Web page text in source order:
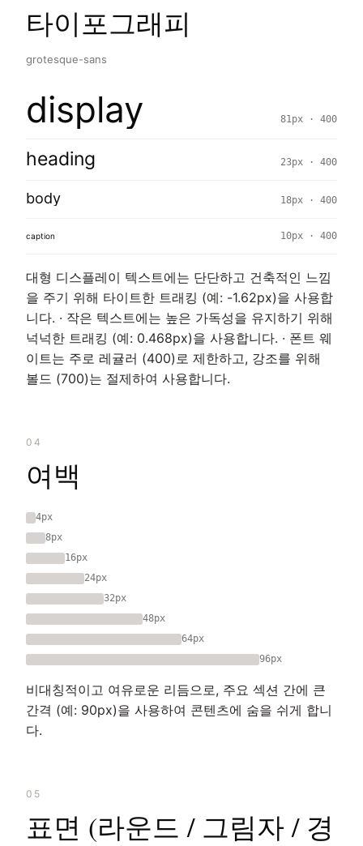
타이포그래피
grotesque-sans
display 81px · 400
heading 23px · 400
body 18px · 400
caption 10px · 400
대형 디스플레이 텍스트에는 단단하고 건축적인 느낌
을 주기 위해 타이트한 트래킹 (예: -1.62px)을 사용합
니다. · 작은 텍스트에는 높은 가독성을 유지하기 위해
넉넉한 트래킹 (예: 0.468px)을 사용합니다. · 폰트 웨
이트는 주로 레귤러 (400)로 제한하고, 강조를 위해
볼드 (700)는 절제하여 사용합니다.
04
여백
4px
8px
16px
24px
32px
48px
64px
96px
비대칭적이고 여유로운 리듬으로, 주요 섹션 간에 큰
간격 (예: 90px)을 사용하여 콘텐츠에 숨을 쉬게 합니
다.
05
표면 (라운드 / 그림자 / 경